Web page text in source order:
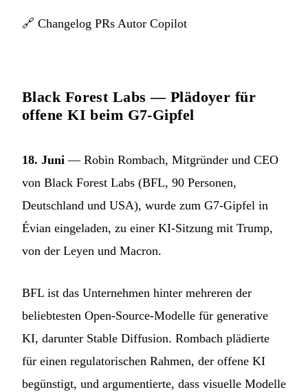
🔗 Changelog PRs Autor Copilot
Black Forest Labs — Plädoyer für
offene KI beim G7-Gipfel
18. Juni — Robin Rombach, Mitgründer und CEO
von Black Forest Labs (BFL, 90 Personen,
Deutschland und USA), wurde zum G7-Gipfel in
Évian eingeladen, zu einer KI-Sitzung mit Trump,
von der Leyen und Macron.
BFL ist das Unternehmen hinter mehreren der
beliebtesten Open-Source-Modelle für generative
KI, darunter Stable Diffusion. Rombach plädierte
für einen regulatorischen Rahmen, der offene KI
begünstigt, und argumentierte, dass visuelle Modelle